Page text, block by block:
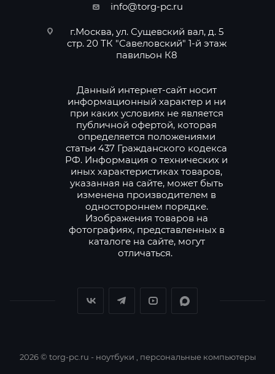
info@torg-pc.ru
г.Москва, ул. Сущевский вал, д. 5
стр. 20 ТК "Савеловский" 1-й этаж
павильон К8
Данный интернет-сайт носит
информационный характер и ни
при каких условиях не является
публичной офертой, которая
определяется положениями
статьи 437 Гражданского кодекса
РФ. Информация о технических и
иных характеристиках товаров,
указанная на сайте, может быть
изменена производителем в
одностороннем порядке.
Изображения товаров на
фотографиях, представленных в
каталоге на сайте, могут
отличаться.
2026 © torg-pc.ru - ноутбуки , персональные компьютеры